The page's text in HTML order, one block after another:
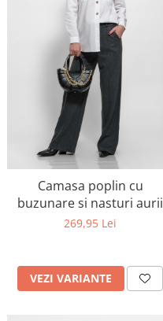
Camasa poplin cu
buzunare si nasturi aurii
269,95 Lei
VEZI VARIANTE